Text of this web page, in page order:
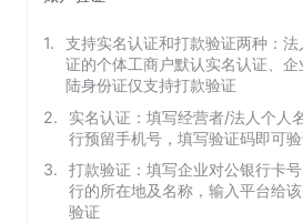
1.
支持实名认证和打款验证两种：
证的个体工商户默认实名认证、
陆身份证仅支持打款验证
2.
实名认证：填写经营者/法人个人
行预留手机号，填写验证码即可
3.
打款验证：填写企业对公银行卡
行的所在地及名称，输入平台给
验证